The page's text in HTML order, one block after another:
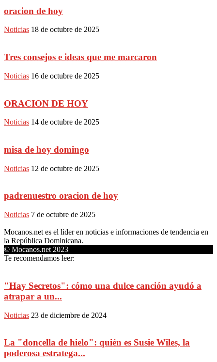
oracion de hoy
Noticias 18 de octubre de 2025
Tres consejos e ideas que me marcaron
Noticias 16 de octubre de 2025
ORACION DE HOY
Noticias 14 de octubre de 2025
misa de hoy domingo
Noticias 12 de octubre de 2025
padrenuestro oracion de hoy
Noticias 7 de octubre de 2025
Mocanos.net es el líder en noticias e informaciones de tendencia en
la República Dominicana.
© Mocanos.net 2023
Te recomendamos leer:
"Hay Secretos": cómo una dulce canción ayudó a
atrapar a un...
Noticias 23 de diciembre de 2024
La "doncella de hielo": quién es Susie Wiles, la
poderosa estratega...